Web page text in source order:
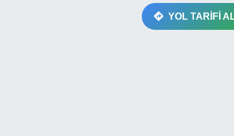
YOL TARİFİ